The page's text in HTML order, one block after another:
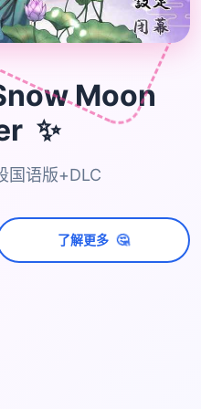
Moon
✨
国语版+DLC
了解更多 🤔